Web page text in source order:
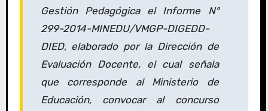
Gestión Pedagógica el Informe Nº
299-2014-MINEDU/VMGP-DIGEDD-
DIED, elaborado por la Dirección de
Evaluación Docente, el cual señala
que corresponde al Ministerio de
Educación, convocar al concurso